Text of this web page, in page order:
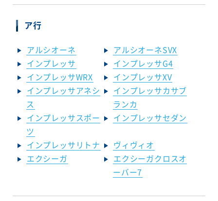
ア行
アルシオーネ
アルシオーネSVX
インプレッサ
インプレッサG4
インプレッサWRX
インプレッサXV
インプレッサアネシ
ス
インプレッサカサブ
ランカ
インプレッサスポー
ツ
インプレッサセダン
インプレッサリトナ
ヴィヴィオ
エクシーガ
エクシーガクロスオ
ーバー7